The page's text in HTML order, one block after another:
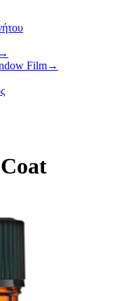
→
Film→